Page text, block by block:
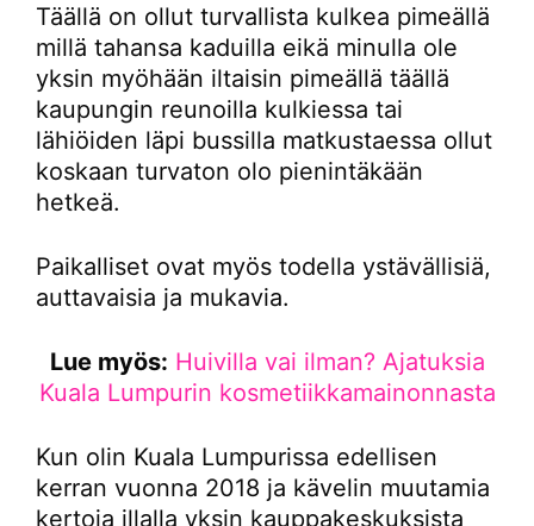
Täällä on ollut turvallista kulkea pimeällä
millä tahansa kaduilla eikä minulla ole
yksin myöhään iltaisin pimeällä täällä
kaupungin reunoilla kulkiessa tai
lähiöiden läpi bussilla matkustaessa ollut
koskaan turvaton olo pienintäkään
hetkeä.
Paikalliset ovat myös todella ystävällisiä,
auttavaisia ja mukavia.
Lue myös: Huivilla vai ilman? Ajatuksia
Kuala Lumpurin kosmetiikkamainonnasta
Kun olin Kuala Lumpurissa edellisen
kerran vuonna 2018 ja kävelin muutamia
kertoja illalla yksin kauppakeskuksista